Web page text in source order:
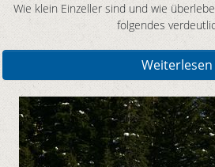
Wie klein Einzeller sind und wie
folgendes
Weiterlesen